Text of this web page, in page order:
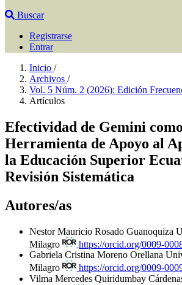
Buscar
Registrarse
Entrar
Inicio /
Archivos /
Vol. 5 Núm. 2 (2026): Edición
Artículos
Efectividad de Gemini como
Herramienta de Apoyo al
la Educación Superior
Revisión Sistemática
Autores/as
Nestor Mauricio Rosado Guanoquiza
Milagro
https://orcid.org/0009-
Gabriela Cristina Moreno Orellana
Milagro
https://orcid.org/0009-
Vilma Mercedes Quiridumbay